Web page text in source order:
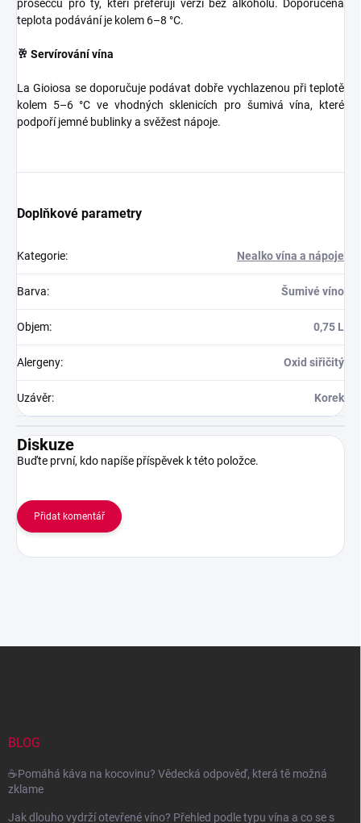
proseccu pro ty, kteří preferují verzi bez alkoholu. Doporučená
teplota podávání je kolem 6–8 °C.
🥂 Servírování vína
La Gioiosa se doporučuje podávat dobře vychlazenou při teplotě
kolem 5–6 °C ve vhodných sklenicích pro šumivá vína, které
podpoří jemné bublinky a svěžest nápoje.
Doplňkové parametry
Kategorie: Nealko vína a nápoje
Barva: Šumivé víno
Objem: 0,75 L
Alergeny: Oxid siřičitý
Uzávěr: Korek
Diskuze
Buďte první, kdo napíše příspěvek k této položce.
Přidat komentář
BLOG
☕Pomáhá káva na kocovinu? Vědecká odpověď, která tě možná
zklame
Jak dlouho vydrží otevřené víno? Přehled podle typu vína a co se s